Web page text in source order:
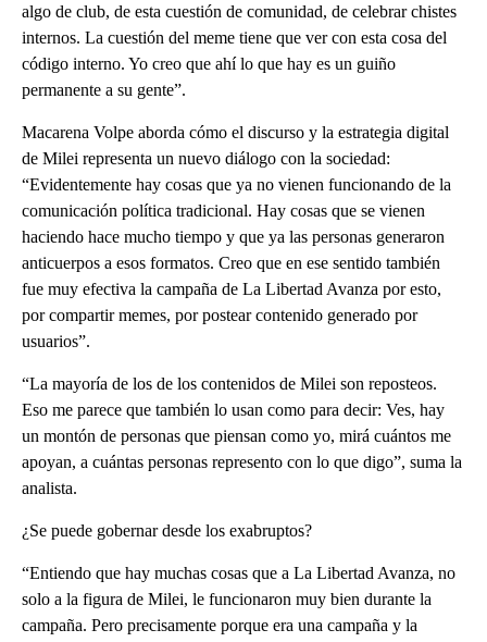
algo de club, de esta cuestión de comunidad, de celebrar chistes
internos. La cuestión del meme tiene que ver con esta cosa del
código interno. Yo creo que ahí lo que hay es un guiño
permanente a su gente”.
Macarena Volpe aborda cómo el discurso y la estrategia digital
de Milei representa un nuevo diálogo con la sociedad:
“Evidentemente hay cosas que ya no vienen funcionando de la
comunicación política tradicional. Hay cosas que se vienen
haciendo hace mucho tiempo y que ya las personas generaron
anticuerpos a esos formatos. Creo que en ese sentido también
fue muy efectiva la campaña de La Libertad Avanza por esto,
por compartir memes, por postear contenido generado por
usuarios”.
“La mayoría de los de los contenidos de Milei son reposteos.
Eso me parece que también lo usan como para decir: Ves, hay
un montón de personas que piensan como yo, mirá cuántos me
apoyan, a cuántas personas represento con lo que digo”, suma la
analista.
¿Se puede gobernar desde los exabruptos?
“Entiendo que hay muchas cosas que a La Libertad Avanza, no
solo a la figura de Milei, le funcionaron muy bien durante la
campaña. Pero precisamente porque era una campaña y la